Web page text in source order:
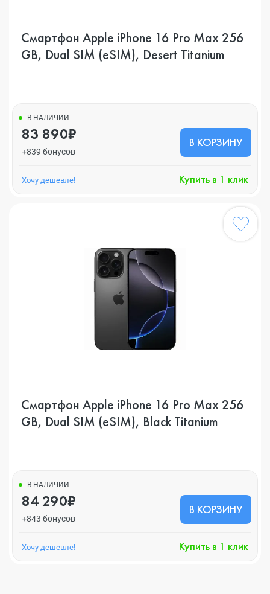
Смартфон Apple iPhone 16 Pro Max 256
GB, Dual SIM (eSIM), Desert Titanium
В НАЛИЧИИ
83 890₽
+839 бонусов
В КОРЗИНУ
Хочу дешевле! Купить в 1 клик
Смартфон Apple iPhone 16 Pro Max 256
GB, Dual SIM (eSIM), Black Titanium
В НАЛИЧИИ
84 290₽
+843 бонусов
В КОРЗИНУ
Хочу дешевле! Купить в 1 клик